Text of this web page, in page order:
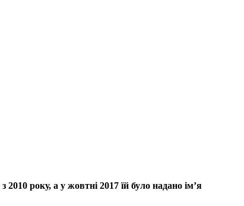
року, а у жовтні 2017 їй було надано ім’я